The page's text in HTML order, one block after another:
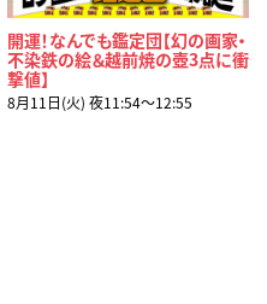
開運！なんでも鑑定団【幻の画家・
不染鉄の絵＆越前焼の壺3点に衝
撃値】
8月11日(火) 夜11:54〜12:55